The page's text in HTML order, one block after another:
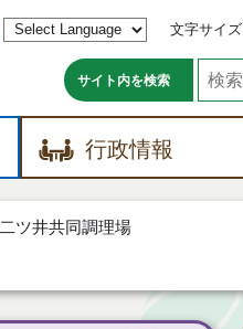
文字サイズ
サイト内を検索
行政情報
二ツ井共同調理場